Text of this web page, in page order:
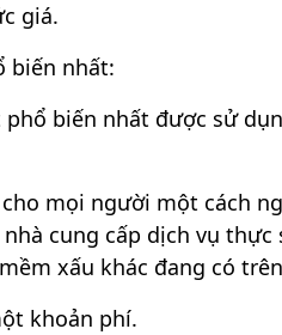
giá.
biến nhất:
biến nhất được sử
mọi người một cách
cung cấp dịch vụ thực
xấu khác đang có
khoản phí.